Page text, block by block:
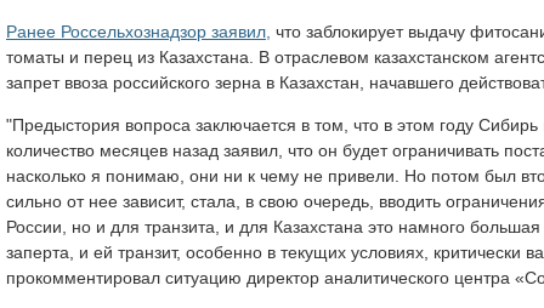
Ранее Россельхознадзор заявил, что заблокирует выдачу
томаты и перец из Казахстана. В отраслевом казахстанском
запрет ввоза российского зерна в Казахстан, начавшего
"Предыстория вопроса заключается в том, что в этом году
количество месяцев назад заявил, что он будет ограничивать
насколько я понимаю, они ни к чему не привели. Но потом был
сильно от нее зависит, стала, в свою очередь, вводить
России, но и для транзита, и для Казахстана это намного
заперта, и ей транзит, особенно в текущих условиях,
прокомментировал ситуацию директор аналитического центра